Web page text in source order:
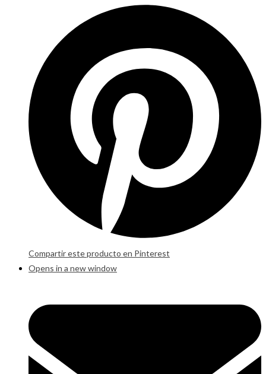
Compartir este producto en Pinterest
Opens in a new window